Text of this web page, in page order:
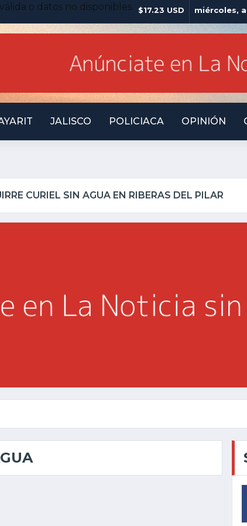
o datos no disponibles. $17.23 USD miércoles,
JALISCO POLICIACA OPINIÓN
ATOTONILQUILLO INSEGURO Y AL VIRREY NO LE